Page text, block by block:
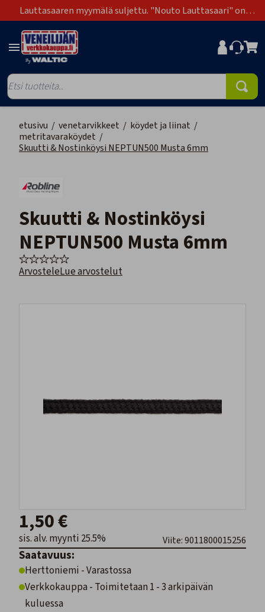
Lauttasaaren myymälä suljettu. "Nouto Lauttasaari" on
poistunut toimitustapavaihtoehdoista.
etusivu / venetarvikkeet / köydet ja liinat /
metritavaraköydet /
Skuutti & Nostinköysi NEPTUN500 Musta 6mm
Skuutti & Nostinköysi
NEPTUN500 Musta 6mm
ArvosteleLue arvostelut
1,50 €
sis. alv. myynti 25.5% Viite: 9011800015256
Saatavuus:
Herttoniemi - Varastossa
Verkkokauppa - Toimitetaan 1 - 3 arkipäivän
kuluessa